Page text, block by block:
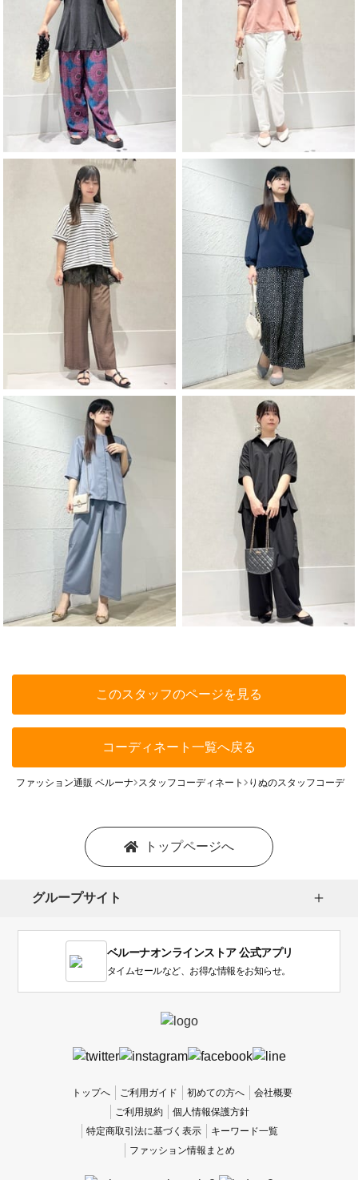
このスタッフのページを見る
コーディネート一覧へ戻る
ファッション通販 ベルーナ スタッフコーディネート りぬのスタッフコーディ
トップページへ
グループサイト
ベルーナオンラインストア 公式アプリ
タイムセールなど、お得な情報をお知らせ。
トップへ ご利用ガイド 初めての方へ
会社概要
ご利用規約
個人情報保護方針
特定商取引法に基づく表示
キーワード一覧
ファッション情報まとめ